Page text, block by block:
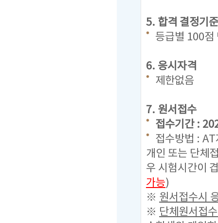
5. 합격 결정기준
등급별 100점
6. 응시자격
제한없음
7. 원서접수
접수기간 :
접수방법 :
개인 또는 단체
우 시험시간이
가능)
※ 원서접수시
※ 단체원서접